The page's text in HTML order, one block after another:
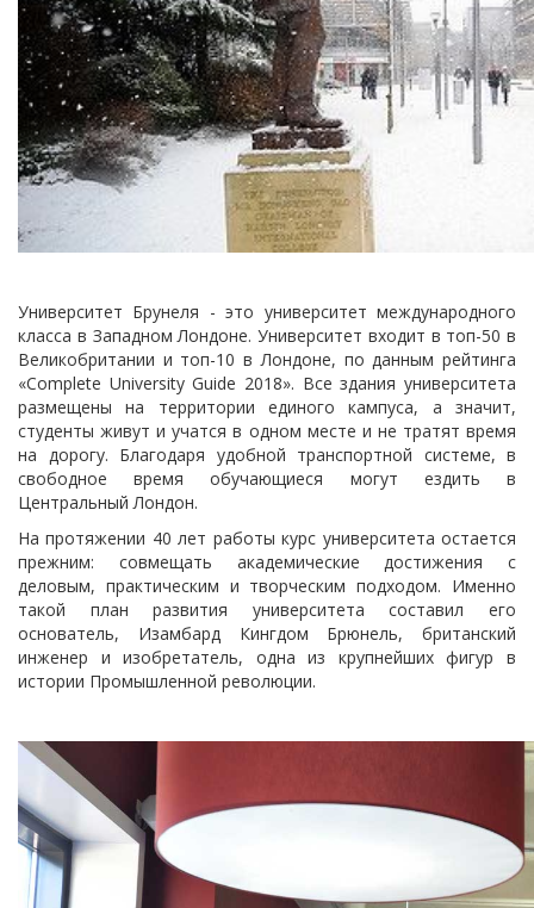
Университет Брунеля - это университет международного
класса в Западном Лондоне. Университет входит в топ-50 в
Великобритании и топ-10 в Лондоне, по данным рейтинга
«Complete University Guide 2018». Все здания университета
размещены на территории единого кампуса, а значит,
студенты живут и учатся в одном месте и не тратят время
на дорогу. Благодаря удобной транспортной системе, в
свободное время обучающиеся могут ездить в
Центральный Лондон.
На протяжении 40 лет работы курс университета остается
прежним: совмещать академические достижения с
деловым, практическим и творческим подходом. Именно
такой план развития университета составил его
основатель, Изамбард Кингдом Брюнель, британский
инженер и изобретатель, одна из крупнейших фигур в
истории Промышленной революции.